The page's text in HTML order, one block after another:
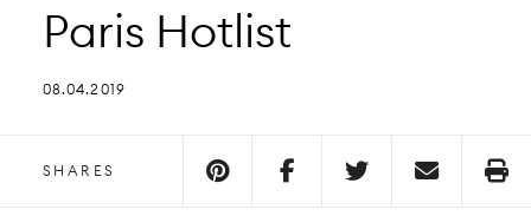
Paris Hotlist
08.04.2019
SHARES